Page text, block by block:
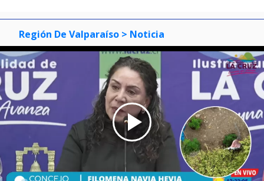
Región De Valparaíso > Noticia